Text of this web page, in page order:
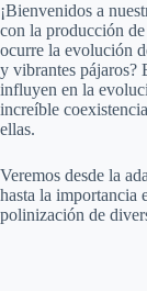
¡Bienvenidos a
con la producción
ocurre la evolución
y vibrantes pájaros?
influyen en la
increíble
ellas.
Veremos desde la
hasta la importancia
polinización de